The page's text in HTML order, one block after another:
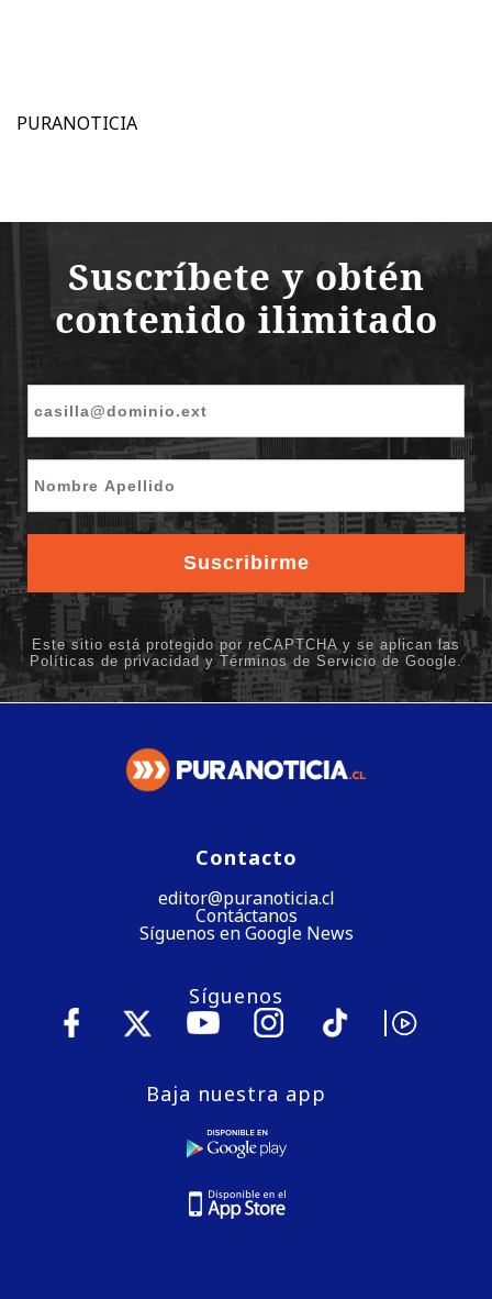
PURANOTICIA
Contacto
editor@puranoticia.cl
Contáctanos
Síguenos en Google News
Síguenos
Baja nuestra app